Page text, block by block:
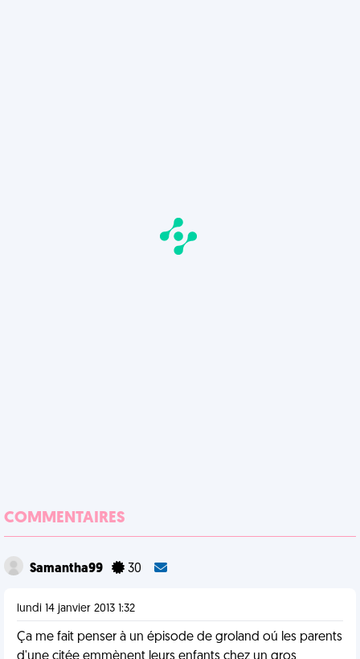
COMMENTAIRES
Samantha99 30
lundi 14 janvier 2013 1:32
Ça me fait penser à un épisode de groland oú les parents